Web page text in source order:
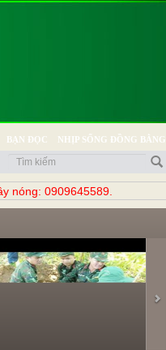
BẠN ĐỌC NHỊP SỐNG ĐỒNG BẰNG
nóng: 0909645589.